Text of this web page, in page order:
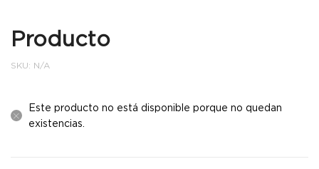
Producto
SKU: N/A
Este producto no está disponible porque no quedan
existencias.